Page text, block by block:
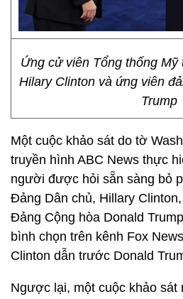
Ứng cử viên Tổng thống
Hilary Clinton và ứng viên
Trump
Một cuộc khảo sát do tờ
truyền hình ABC News thực
người được hỏi sẵn sàng bỏ
Đảng Dân chủ, Hillary
Đảng Cộng hòa Donald
bình chọn trên kênh Fox
Clinton dẫn trước Donald
Ngược lại, một cuộc khảo